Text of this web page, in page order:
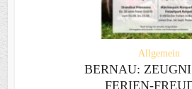
Allgemein
BERNAU:
FERIEN-